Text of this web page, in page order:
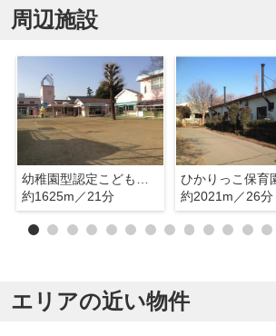
周辺施設
約1625m／21分
ひかりっこ保育
約2021m／26分
エリアの近い物件